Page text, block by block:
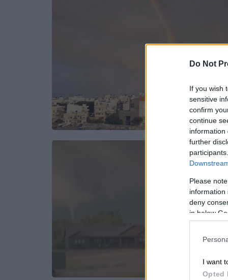
Do Not
If you wish
sensitive
confirm
continue
information
further
Please
information
deny
in below
I want
Opted